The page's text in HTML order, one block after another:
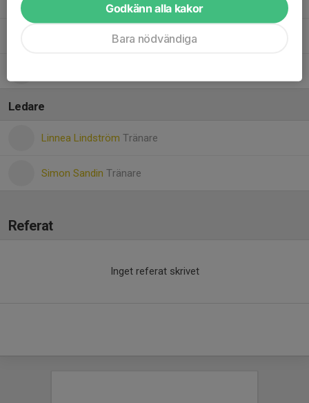
William Blomstrand
Ledare
Linnea Lindström Tränare
Simon Sandin Tränare
Referat
Inget referat skrivet
Godkänn alla kakor
Bara nödvändiga